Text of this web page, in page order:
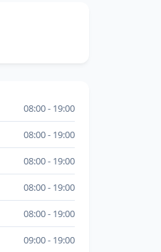
08:00 19:00
08:00 19:00
08:00 19:00
08:00 19:00
08:00 19:00
09:00 19:00